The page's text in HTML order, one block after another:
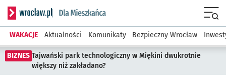
Serwis informacyjny wroclaw.pl podserwis: Dla mieszkańca
WAKACJE Aktualności Komunikaty Bezpieczny Wrocław
BIZNES Tajwański park technologiczny w Miękini dwukrotnie
większy niż zakładano?